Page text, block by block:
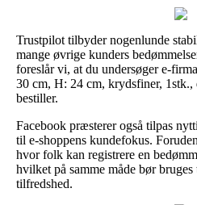
Trustpilot tilbyder nogenlunde
mange øvrige kunders
foreslår vi, at du undersøger e-
30 cm, H: 24 cm, krydsfiner, 1stk.,
bestiller.
Facebook præsterer også tilpas
til e-shoppens kundefokus.
hvor folk kan registrere en
hvilket på samme måde bør
tilfredshed.